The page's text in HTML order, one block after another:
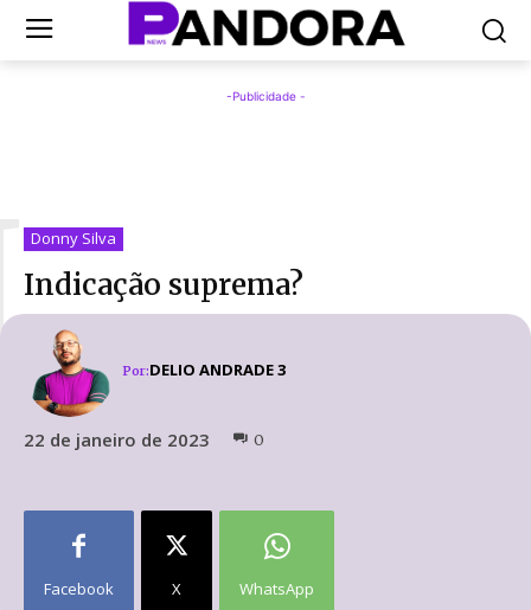
-Publicidade -
Donny Silva
Indicação suprema?
Por:DELIO ANDRADE 3
22 de janeiro de 2023 0
Facebook X WhatsApp